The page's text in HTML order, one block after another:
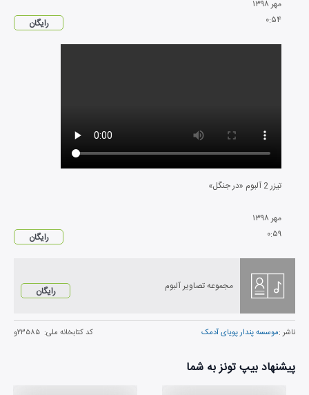
مهر ۱۳۹۸
۰:۵۴ رایگان
تیزر 2 آلبوم «در جنگل»
مهر ۱۳۹۸
۰:۵۹ رایگان
مجموعه تصاویر آلبوم رایگان
ناشر :موسسه پندار پویای آدمک کد کتابخانه ملی: ۲۳۵۸۵و
پیشنهاد بیپ تونز به شما